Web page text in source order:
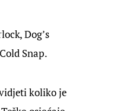
Dog’s
Snap.
koliko je